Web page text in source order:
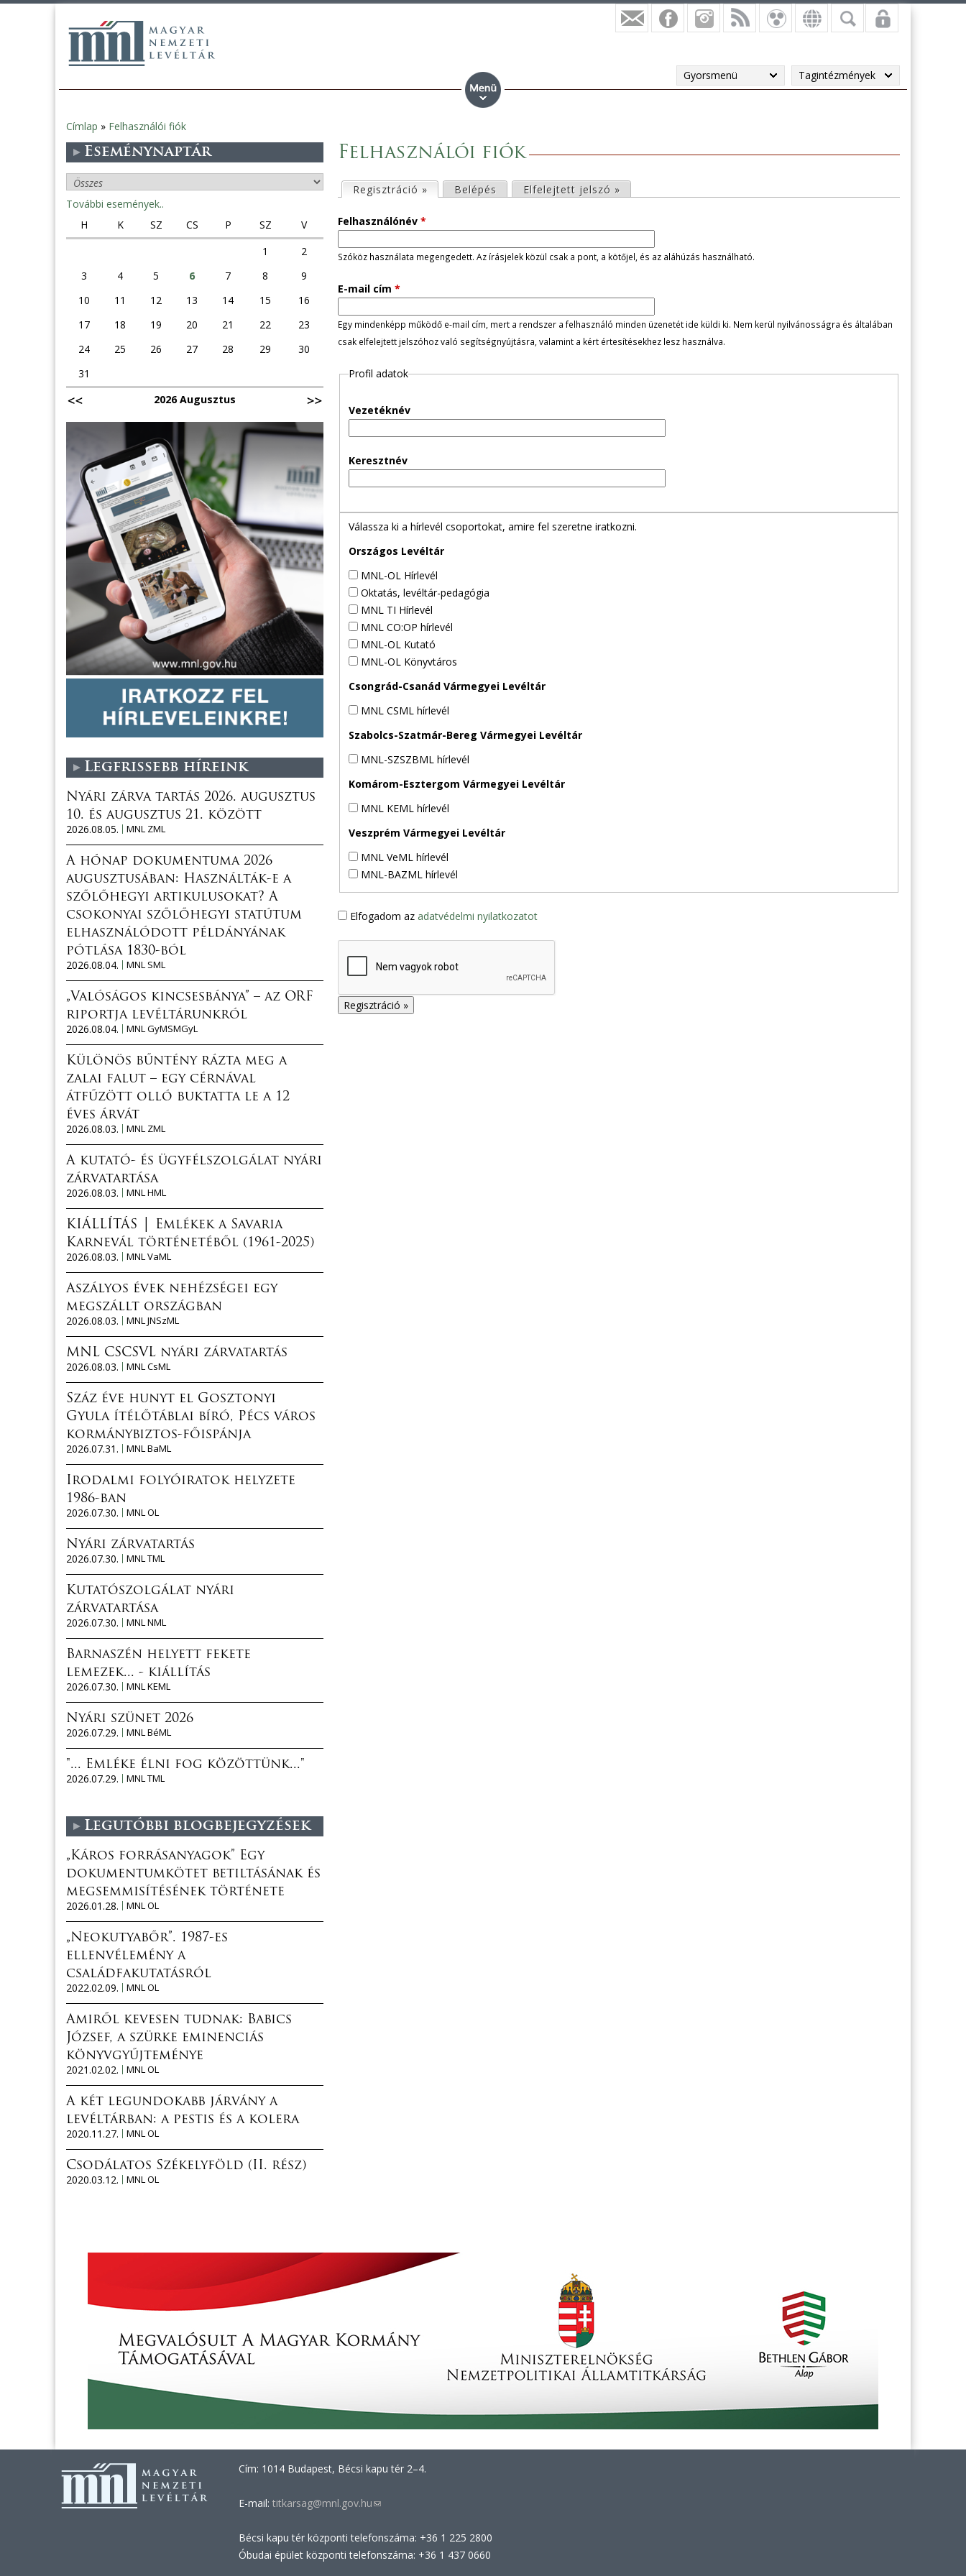
Gyorsmenü Tagintézmények
Jelenlegi
hely
Címlap » Felhasználói fiók
Felhasználói fiók
l
s
ő
d
l
e
Regisztráció » (aktív fül)
Belépés Elfelejtett jelszó »
Felhasználónév *
Szóköz használata megengedett. Az írásjelek közül csak a pont, a kötőjel, és az aláhúzás használható.
E-mail cím *
Egy mindenképp működő e-mail cím, mert a rendszer a felhasználó minden üzenetét ide küldi ki. Nem kerül nyilvánosságra és általában
csak elfelejtett jelszóhoz való segítségnyújtásra, valamint a kért értesítésekhez lesz használva.
Profil adatok
Vezetéknév
Keresztnév
Válassza ki a hírlevél csoportokat, amire fel szeretne iratkozni.
Országos Levéltár
MNL-OL Hírlevél
Oktatás, levéltár-pedagógia
MNL TI Hírlevél
MNL CO:OP hírlevél
MNL-OL Kutató
MNL-OL Könyvtáros
Csongrád-Csanád Vármegyei Levéltár
MNL CSML hírlevél
Szabolcs-Szatmár-Bereg Vármegyei Levéltár
MNL-SZSZBML hírlevél
Komárom-Esztergom Vármegyei Levéltár
MNL KEML hírlevél
Veszprém Vármegyei Levéltár
MNL VeML hírlevél
MNL-BAZML hírlevél
Elfogadom az adatvédelmi nyilatkozatot
Eseménynaptár
További események..
H
K SZ CS P SZ
V
1
2
3
4 5 6 7 8
9
10
11 12 13 14 15
16
17
18 19 20 21 22
23
24
25 26 27 28 29
30
31
2026 Augusztus
Legfrissebb híreink
Nyári zárva tartás 2026. augusztus
10. és augusztus 21. között
2026.08.05.
MNL ZML
A hónap dokumentuma 2026
augusztusában: Használták-e a
szőlőhegyi artikulusokat? A
csokonyai szőlőhegyi statútum
elhasználódott példányának
pótlása 1830-ból
2026.08.04.
MNL SML
„Valóságos kincsesbánya” – az ORF
riportja levéltárunkról
2026.08.04.
MNL GyMSMGyL
Különös bűntény rázta meg a
zalai falut – egy cérnával
átfűzött olló buktatta le a 12
éves árvát
2026.08.03.
MNL ZML
A kutató- és ügyfélszolgálat nyári
zárvatartása
2026.08.03.
MNL HML
KIÁLLÍTÁS │ Emlékek a Savaria
Karnevál történetéből (1961-2025)
2026.08.03.
MNL VaML
Aszályos évek nehézségei egy
megszállt országban
2026.08.03.
MNL JNSzML
MNL CSCSVL nyári zárvatartás
2026.08.03.
MNL CsML
Száz éve hunyt el Gosztonyi
Gyula ítélőtáblai bíró, Pécs város
kormánybiztos-főispánja
2026.07.31.
MNL BaML
Irodalmi folyóiratok helyzete
1986-ban
2026.07.30.
MNL OL
Nyári zárvatartás
2026.07.30.
MNL TML
Kutatószolgálat nyári
zárvatartása
2026.07.30.
MNL NML
Barnaszén helyett fekete
lemezek... - kiállítás
2026.07.30.
MNL KEML
Nyári szünet 2026
2026.07.29.
MNL BéML
"... Emléke élni fog közöttünk..."
2026.07.29.
MNL TML
Legutóbbi blogbejegyzések
„Káros forrásanyagok” Egy
dokumentumkötet betiltásának és
megsemmisítésének története
2026.01.28.
MNL OL
„Neokutyabőr”. 1987-es
ellenvélemény a
családfakutatásról
2022.02.09.
MNL OL
Amiről kevesen tudnak: Babics
József, a szürke eminenciás
könyvgyűjteménye
2021.02.02.
MNL OL
A két legundokabb járvány a
levéltárban: a pestis és a kolera
2020.11.27.
MNL OL
Csodálatos Székelyföld (II. rész)
2020.03.12.
MNL OL
Cím: 1014 Budapest, Bécsi kapu tér 2–4.
E-mail: titkarsag@mnl.gov.hu(link
e-
mail)
Bécsi kapu tér központi telefonszáma: +36 1 225 2800
Óbudai épület központi telefonszáma: +36 1 437 0660